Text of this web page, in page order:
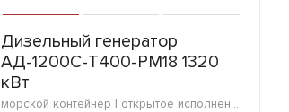
Дизельный генератор
АД-1200С-Т400-РМ18 1320
кВт
морской контейнер | открытое исполнение